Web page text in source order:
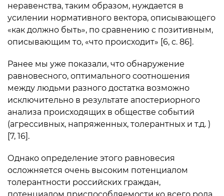
неравенства, таким образом, нуждается в
усилении нормативного вектора, описывающего
«как должно быть», по сравнению с позитивным,
описывающим то, «что происходит» [6, с. 86].
Ранее мы уже показали, что обнаружение
равновесного, оптимального соотношения
между людьми разного достатка возможно
исключительно в результате апостериорного
анализа происходящих в обществе событий
(агрессивных, напряженных, толерантных и т.д. )
[7, 16].
Однако определение этого равновесия
осложняется очень высоким потенциалом
толерантности российских граждан,
потенциалом приспособляемости ко всего рода